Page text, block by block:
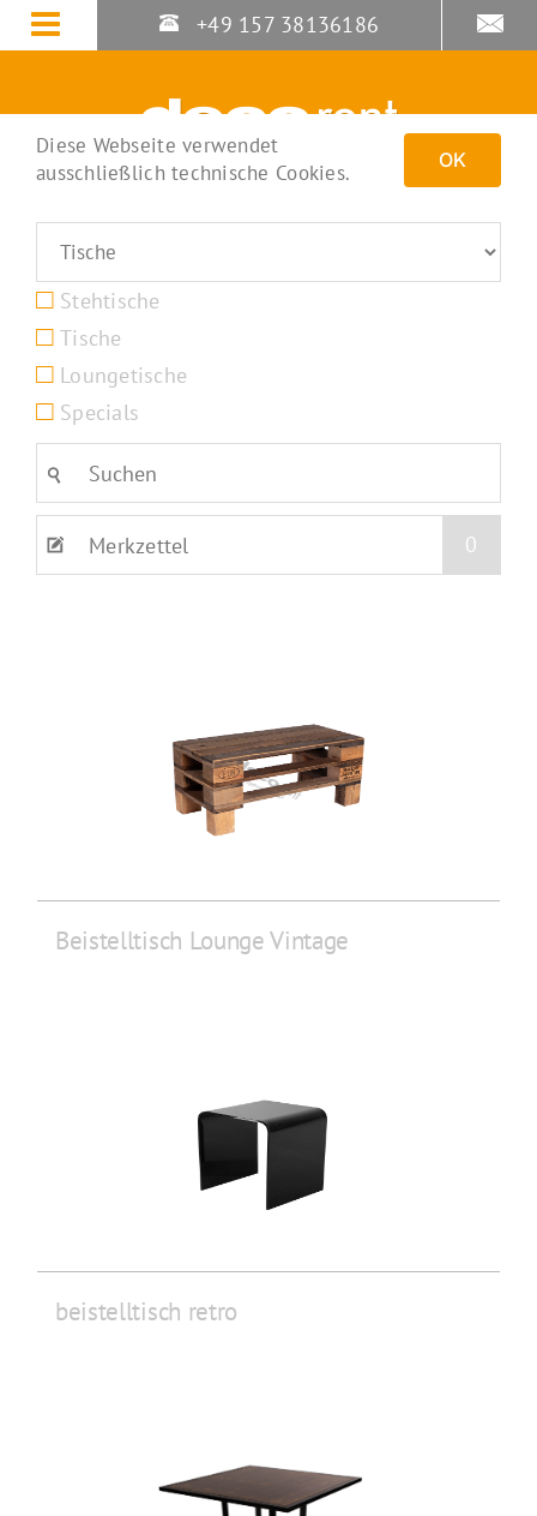
Zum
Inhalt
+49 157 38136186
Stehtische
Tische
Loungetische
Specials
Merkzettel 0
Beistelltisch Lounge Vintage
beistelltisch retro
Diese Webseite verwendet
ausschließlich technische Cookies.
OK